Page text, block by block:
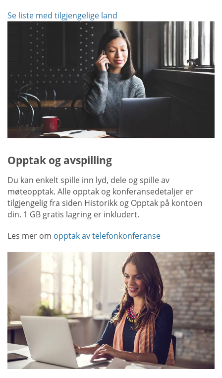
Se liste med tilgjengelige land
Opptak og avspilling
Du kan enkelt spille inn lyd, dele og spille av
møteopptak. Alle opptak og konferansedetaljer er
tilgjengelig fra siden Historikk og Opptak på kontoen
din. 1 GB gratis lagring er inkludert.
Les mer om opptak av telefonkonferanse